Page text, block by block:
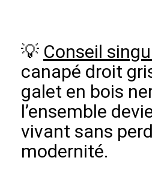
💡 Conseil
canapé droit
galet en bois
l’ensemble
vivant sans
modernité.